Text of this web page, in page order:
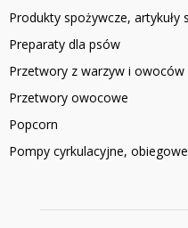
Produkty spożywcze, artykuły
Preparaty dla psów
Przetwory z warzyw i owoców
Przetwory owocowe
Popcorn
Pompy cyrkulacyjne,